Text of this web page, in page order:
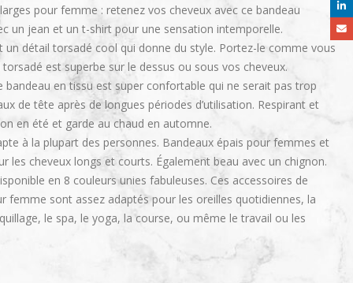
pour femme : retenez vos cheveux avec ce bandeau
un jean et un t-shirt pour une sensation intemporelle.
un détail torsadé cool qui donne du style. Portez-le comme vous
est superbe sur le dessus ou sous vos cheveux.
bandeau en tissu est super confortable qui ne serait pas trop
de tête après de longues périodes d’utilisation. Respirant et
en été et garde au chaud en automne.
à la plupart des personnes. Bandeaux épais pour femmes et
les cheveux longs et courts. Également beau avec un chignon.
en 8 couleurs unies fabuleuses. Ces accessoires de
femme sont assez adaptés pour les oreilles quotidiennes, la
le spa, le yoga, la course, ou même le travail ou les